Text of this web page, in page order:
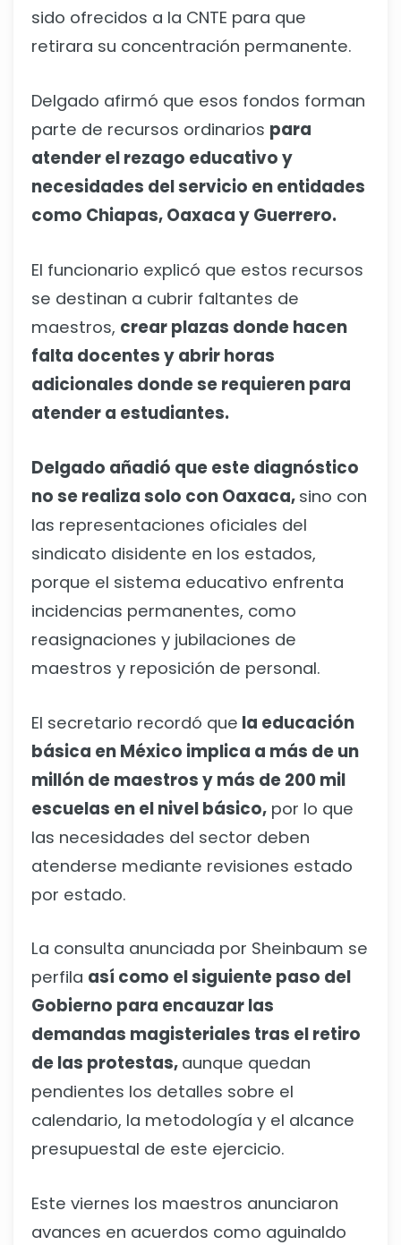
sido ofrecidos a la CNTE para que
retirara su concentración permanente.
Delgado afirmó que esos fondos forman
parte de recursos ordinarios para
atender el rezago educativo y
necesidades del servicio en entidades
como Chiapas, Oaxaca y Guerrero.
El funcionario explicó que estos recursos
se destinan a cubrir faltantes de
maestros, crear plazas donde hacen
falta docentes y abrir horas
adicionales donde se requieren para
atender a estudiantes.
Delgado añadió que este diagnóstico
no se realiza solo con Oaxaca, sino con
las representaciones oficiales del
sindicato disidente en los estados,
porque el sistema educativo enfrenta
incidencias permanentes, como
reasignaciones y jubilaciones de
maestros y reposición de personal.
El secretario recordó que la educación
básica en México implica a más de un
millón de maestros y más de 200 mil
escuelas en el nivel básico, por lo que
las necesidades del sector deben
atenderse mediante revisiones estado
por estado.
La consulta anunciada por Sheinbaum se
perfila así como el siguiente paso del
Gobierno para encauzar las
demandas magisteriales tras el retiro
de las protestas, aunque quedan
pendientes los detalles sobre el
calendario, la metodología y el alcance
presupuestal de este ejercicio.
Este viernes los maestros anunciaron
avances en acuerdos como aguinaldo